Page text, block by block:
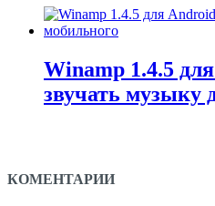
Winamp 1.4.5
звучать музыку
КОМЕНТАРИИ